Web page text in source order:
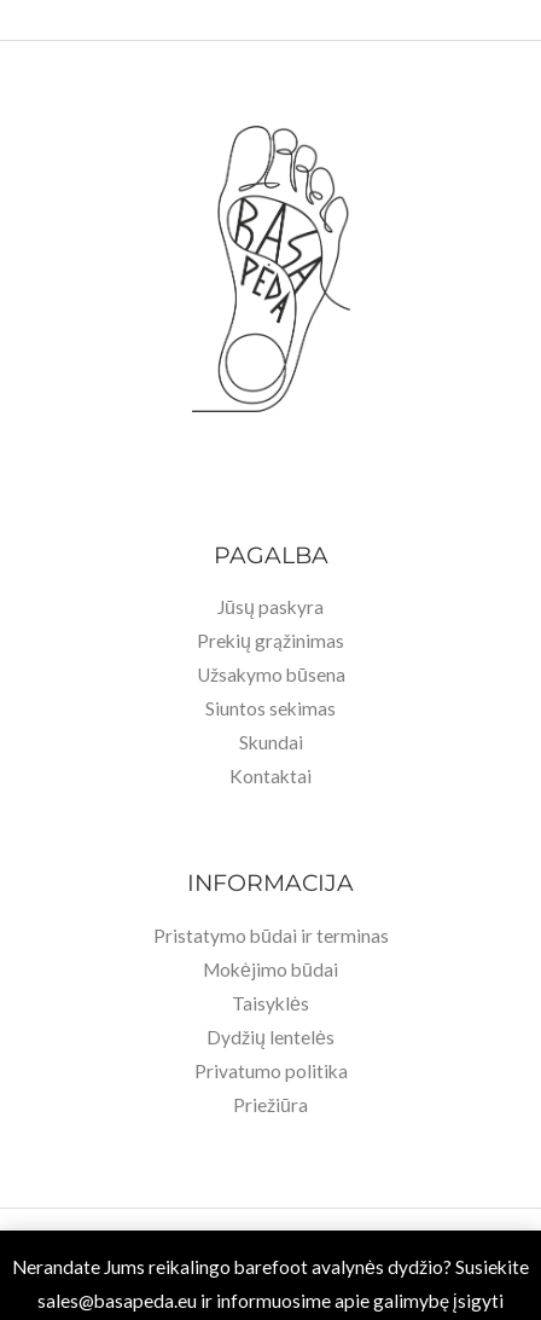
Nerandate Jums reikalingo barefoot avalynės dydžio? Susiekite
sales@basapeda.eu ir informuosime apie galimybę įsigyti
PAGALBA
Jūsų paskyra
Prekių grąžinimas
Užsakymo būsena
Siuntos sekimas
Skundai
Kontaktai
INFORMACIJA
Pristatymo būdai ir terminas
Mokėjimo būdai
Taisyklės
Dydžių lentelės
Privatumo politika
Priežiūra